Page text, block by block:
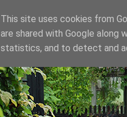
This site uses cookies from
are shared with Google along
statistics, and to detect and